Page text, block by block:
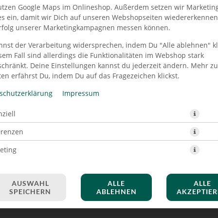
Google Maps im Onlineshop. Außerdem setzen wir
ein, damit wir Dich auf unseren Webshopseiten
unserer Marketingkampagnen messen können.
der Verarbeitung widersprechen, indem Du "Alle ablehnen"
Fall sind allerdings die Funktionalitäten im Webshop stark
Deine Einstellungen kannst du jederzeit ändern. Mehr
erfährst Du, indem Du auf das Fragezeichen klickst.
Impressum
AUSWAHL
SPEICHERN
ALLE
ABLEHNEN
ALLE
TONNO SPECIALE